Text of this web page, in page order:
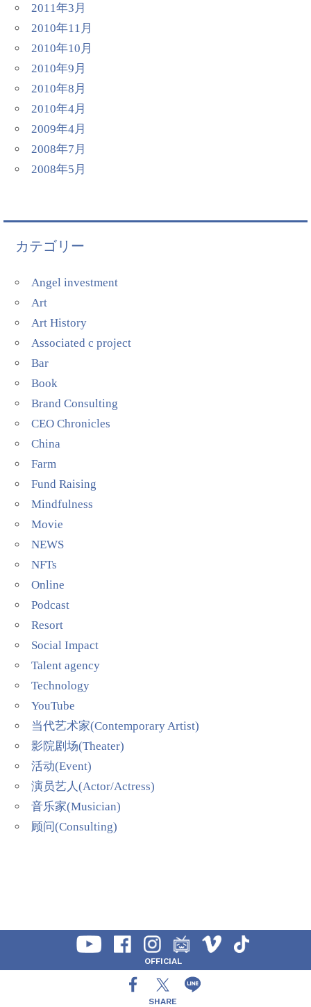
2011年3月
2010年11月
2010年10月
2010年9月
2010年8月
2010年4月
2009年4月
2008年7月
2008年5月
カテゴリー
Angel investment
Art
Art History
Associated c project
Bar
Book
Brand Consulting
CEO Chronicles
China
Farm
Fund Raising
Mindfulness
Movie
NEWS
NFTs
Online
Podcast
Resort
Social Impact
Talent agency
Technology
YouTube
当代艺术家(Contemporary Artist)
影院剧场(Theater)
活动(Event)
演员艺人(Actor/Actress)
音乐家(Musician)
顾问(Consulting)
OFFICIAL
SHARE